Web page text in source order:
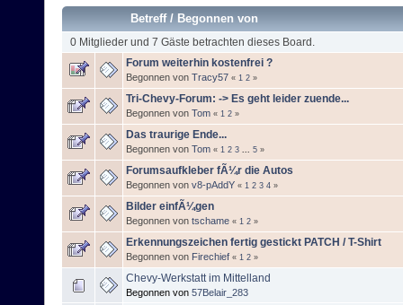
Betreff/ Begonnen von
0 Mitglieder und 7 Gäste betrachten dieses Board.
Forum weiterhin kostenfrei ?
Begonnen von Tracy57 « 1 2 »
Tri-Chevy-Forum: -> Es geht leider zuende...
Begonnen von Tom « 1 2 »
Das traurige Ende...
Begonnen von Tom « 1 2 3 ... 5 »
Forumsaufkleber fÃ¼r die Autos
Begonnen von v8-pAddY « 1 2 3 4 »
Bilder einfÃ¼gen
Begonnen von tschame « 1 2 »
Erkennungszeichen fertig gestickt PATCH / T-Shirt
Begonnen von Firechief « 1 2 »
Chevy-Werkstatt im Mittelland
Begonnen von 57Belair_283